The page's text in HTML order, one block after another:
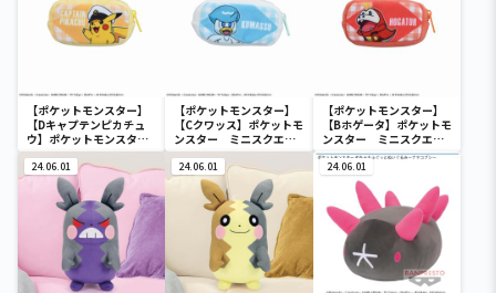
【ポケットモンスター】
【Dキャプテンピカチュ
ウ】ポケットモンスタ
ー ミニスクエアポーチ
【ポケットモンスター】
【Cクワッス】ポケットモ
ンスター ミニスクエア
ポーチ
【ポケットモンスター】
【Bホゲータ】ポケットモ
ンスター ミニスクエア
ポーチ
24.06.01 24.06.01 24.06.01